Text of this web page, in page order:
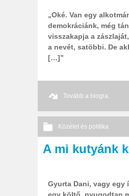
„Oké. Van egy
demokráciánk, még
visszakapja a
a nevét, satöbbi. De
[…]”
Tovább a blogra.
Közélet és politika
Nincs hozzászólás
A mi kutyánk
Gyurta Dani, vagy egy